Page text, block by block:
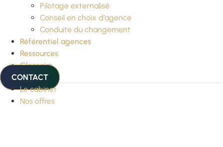
Pilotage externalisé
Conseil en choix d’agence
Conduite du changement
Référentiel agences
Ressources
Glossaire
CONTACT
Le cabinet
Nos offres